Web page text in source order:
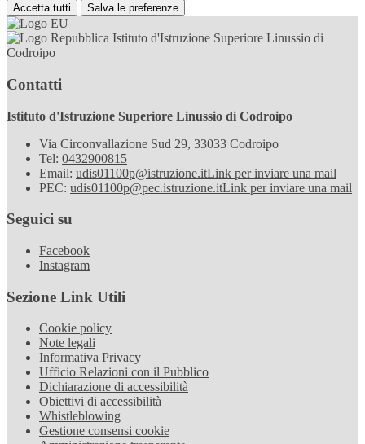
Accetta tutti Salva le preferenze
Istituto d'Istruzione Superiore Linussio di
Codroipo
Contatti
Istituto d'Istruzione Superiore Linussio di Codroipo
Via Circonvallazione Sud 29, 33033 Codroipo
Tel: 0432900815
Email: udis01100p@istruzione.itLink per inviare una mail
PEC: udis01100p@pec.istruzione.itLink per inviare una mail
Seguici su
Facebook
Instagram
Sezione Link Utili
Cookie policy
Note legali
Informativa Privacy
Ufficio Relazioni con il Pubblico
Dichiarazione di accessibilità
Obiettivi di accessibilità
Whistleblowing
Gestione consensi cookie